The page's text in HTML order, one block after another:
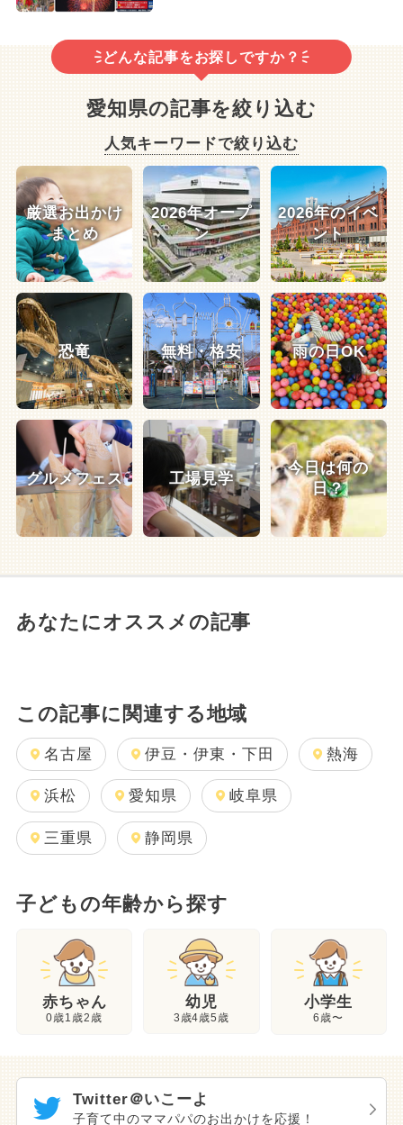
どんな記事をお探しですか？
愛知県の記事を絞り込む
人気キーワードで絞り込む
厳選お出かけ
まとめ
2026年オープ
ン
2026年のイベ
ント
恐竜 無料・格安 雨の日OK
グルメフェス 工場見学
今日は何の
日？
あなたにオススメの記事
この記事に関連する地域
名古屋 伊豆・伊東・下田 熱海
浜松 愛知県 岐阜県
三重県 静岡県
子どもの年齢から探す
赤ちゃん
0歳1歳2歳
幼児
3歳4歳5歳
小学生
6歳〜
Twitter＠いこーよ
子育て中のママパパのお出かけを応援！